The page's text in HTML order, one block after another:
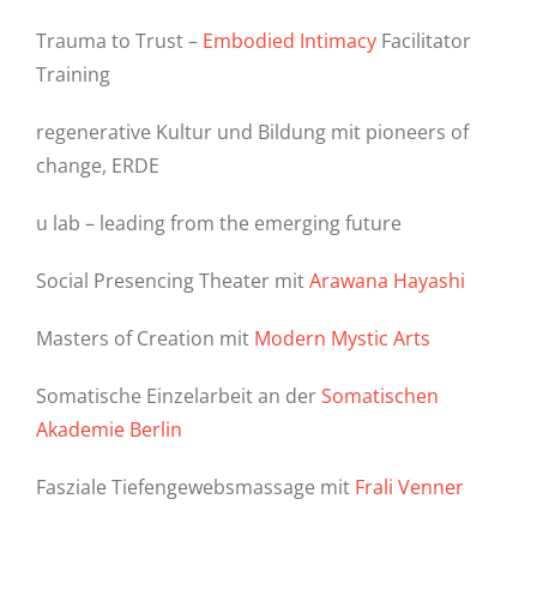
Trauma to Trust – Embodied Intimacy Facilitator
Training
regenerative Kultur und Bildung mit pioneers of
change, ERDE
u lab – leading from the emerging future
Social Presencing Theater mitArawana Hayashi
Masters of Creation mit Modern Mystic Arts
Somatische Einzelarbeit an derSomatischen
Akademie Berlin
Fasziale Tiefengewebsmassage mit Frali Venner